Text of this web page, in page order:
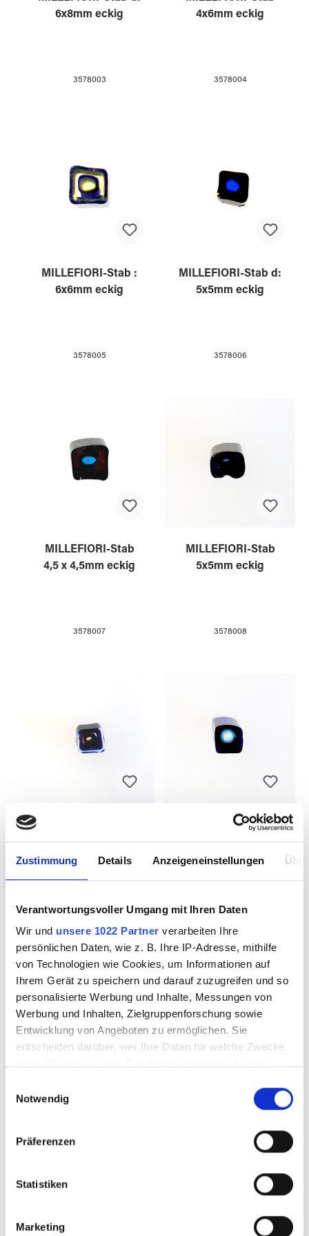
Zustimmung Details Anzeigeneinstellungen
Verantwortungsvoller Umgang mit Ihren Daten
Wir und unsere 1022 Partner verarbeiten Ihre
persönlichen Daten, wie z. B. Ihre IP-Adresse, mithilfe
von Technologien wie Cookies, um Informationen auf
Ihrem Gerät zu speichern und darauf zuzugreifen und so
personalisierte Werbung und Inhalte, Messungen von
Werbung und Inhalten, Zielgruppenforschung sowie
Entwicklung von Angeboten zu ermöglichen. Sie
entscheiden darüber, wer Ihre Daten für welche Zwecke
Trigger Symbol ändern oder widerrufen
Informationen über Ihre geografische Lage
können
bestimmten Merkmalen (Fingerprinting) identifizieren
Notwendig
Präferenzen
Statistiken
Marketing
6x8mm eckig
3578003
4x6mm eckig
3578004
MILLEFIORI-Stab :
6x6mm eckig
3578005
MILLEFIORI-Stab d:
5x5mm eckig
3578006
MILLEFIORI-Stab
4,5 x 4,5mm eckig
3578007
MILLEFIORI-Stab
5x5mm eckig
3578008
5x5mm eckig
3578009
MILLEFIORI-Stab
5x5mm eckig
3578010
MILLEFIORI-Stab
MILLEFIORI-Stab